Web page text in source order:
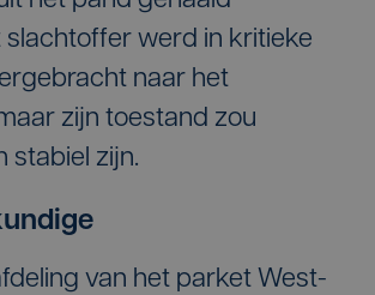
slachtoffer werd in kritieke
naar het
zijn toestand zou
stabiel zijn.
van het parket West-